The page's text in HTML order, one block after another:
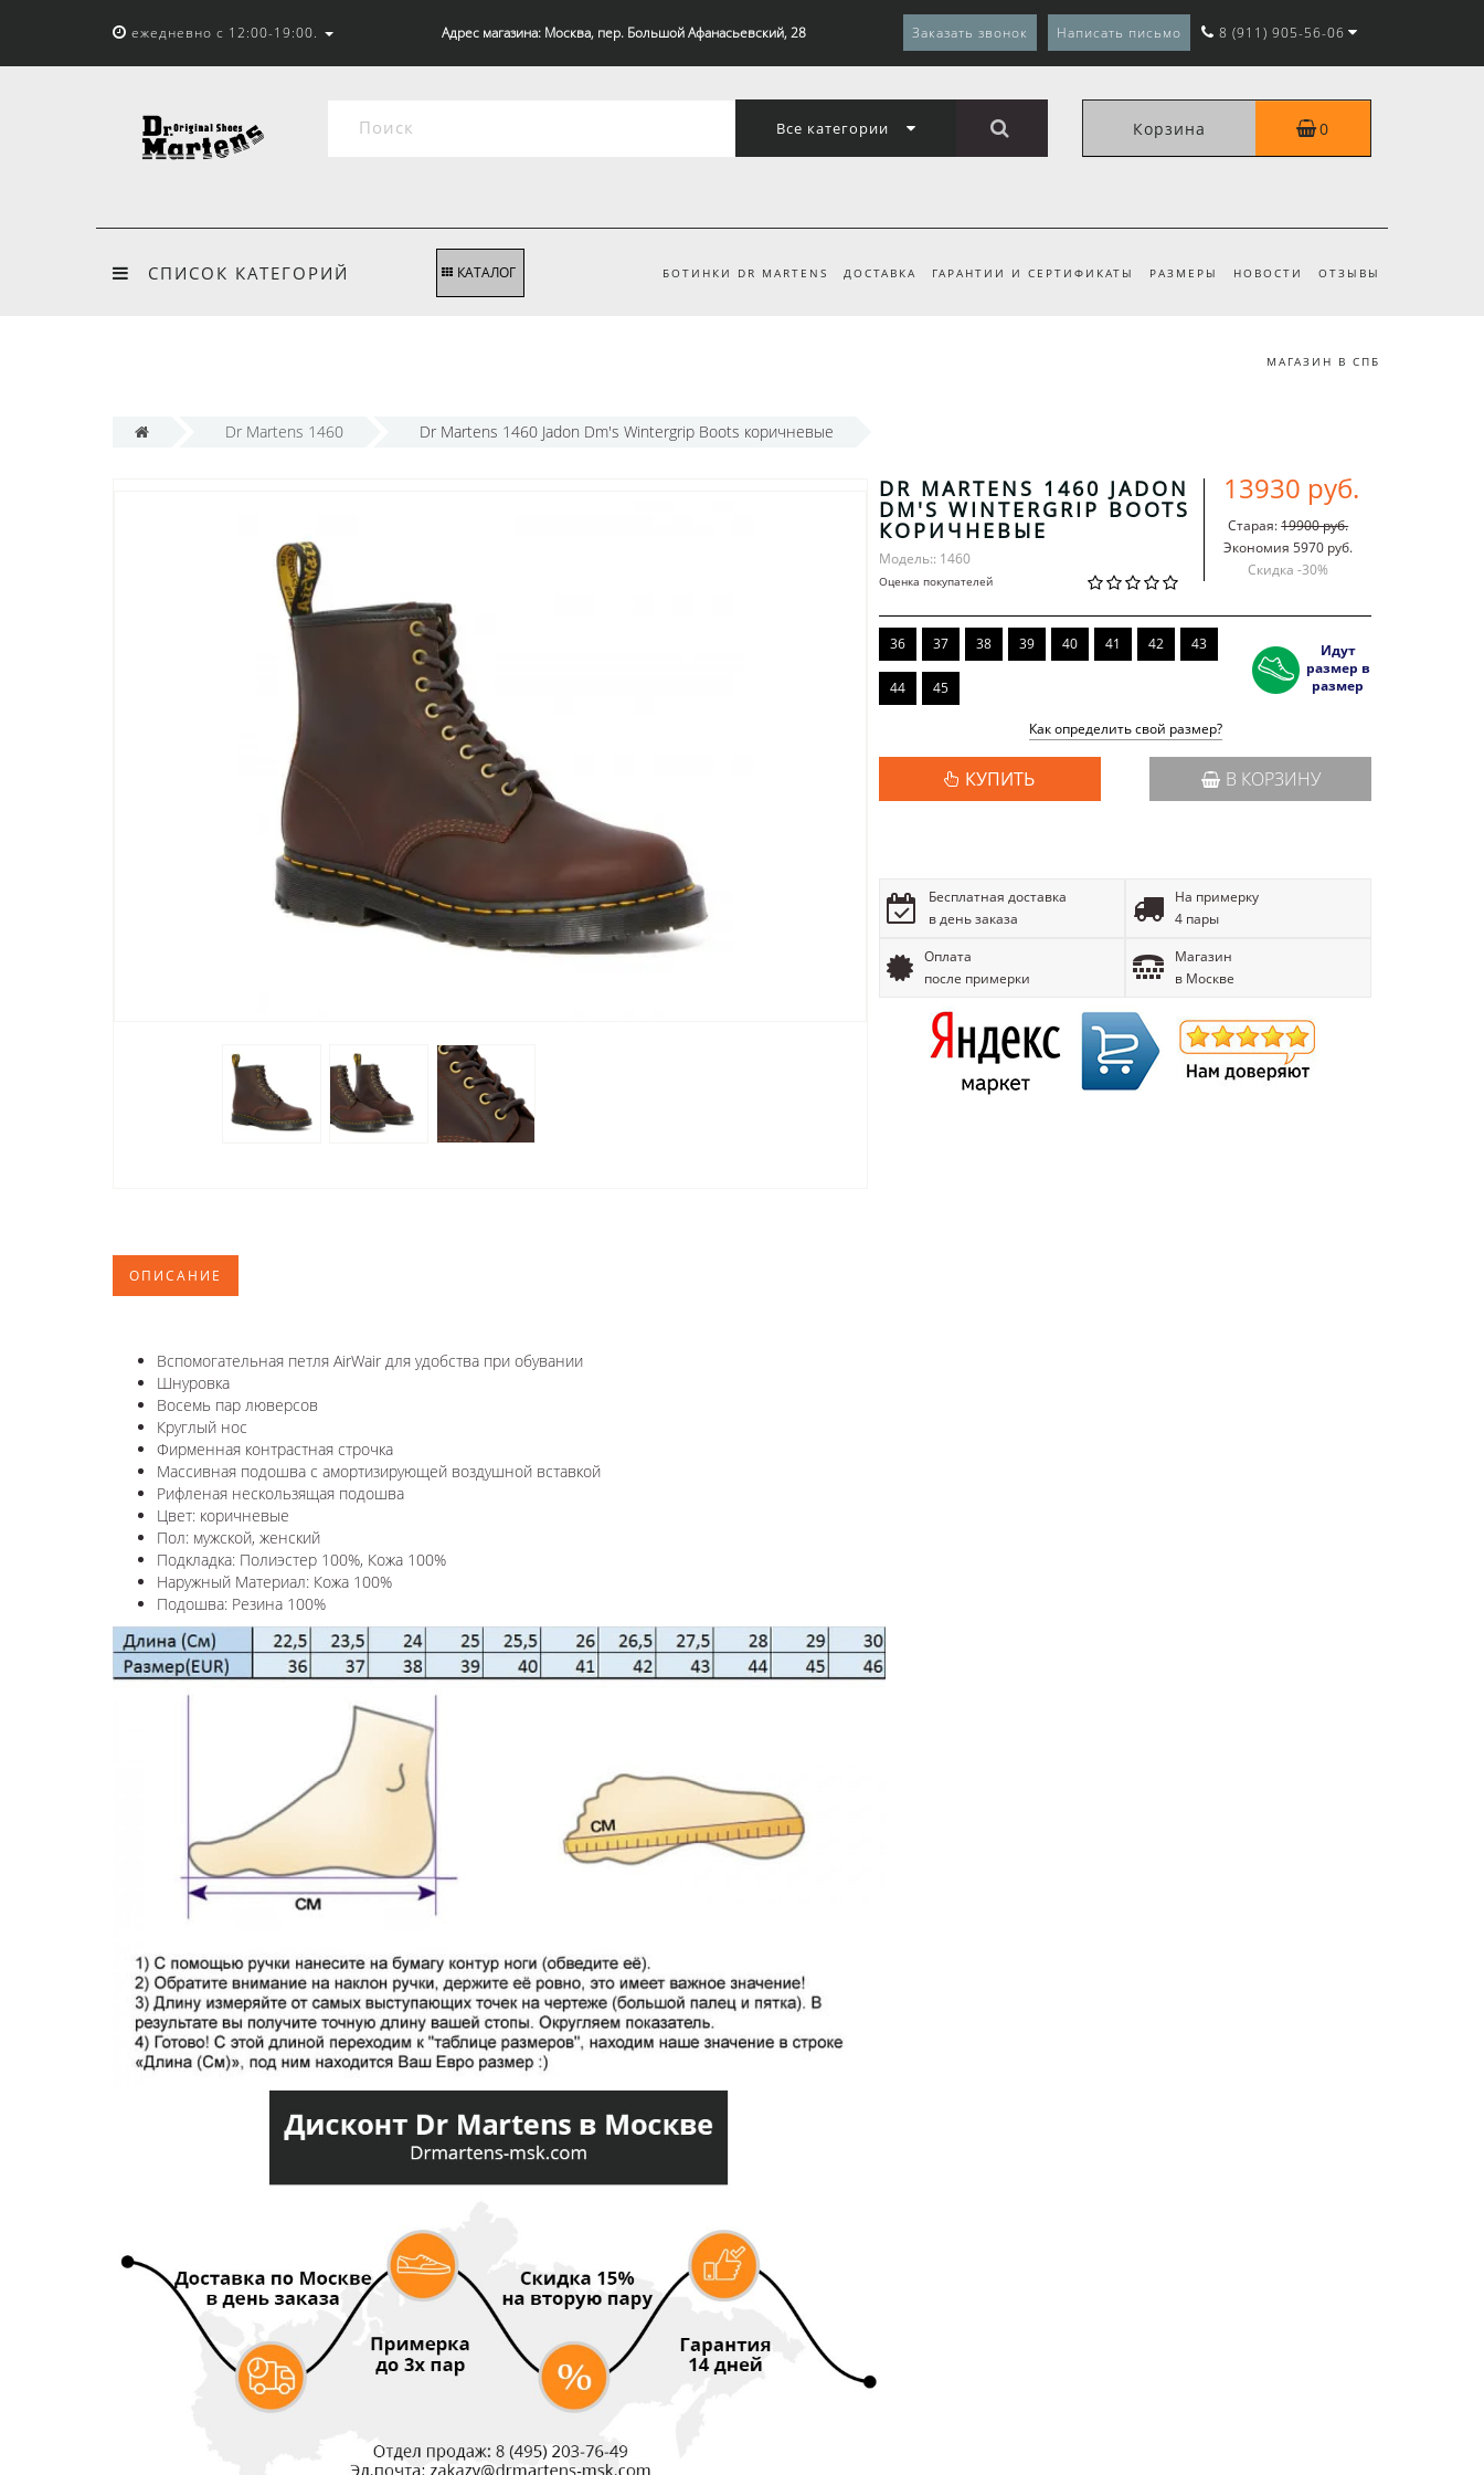
ежедневно с 12:00-19:00. Адрес магазина: Москва, пер. Большой Афанасьевский, 28 Заказать звонок Написать письмо 8 (911) 905-56-06
Все категории Корзина 0
СПИСОК КАТЕГОРИЙ КАТАЛОГ БОТИНКИ DR MARTENS ДОСТАВКА ГАРАНТИИ И СЕРТИФИКАТЫ РАЗМЕРЫ НОВОСТИ ОТЗЫВЫ
МАГАЗИН В СПБ
Dr Martens 1460 Dr Martens 1460 Jadon Dm's Wintergrip Boots коричневые
DR MARTENS 1460 JADON
DM'S WINTERGRIP BOOTS
КОРИЧНЕВЫЕ
Модель:: 1460
Оценка покупателей
13930 руб.
Старая:19900 руб.
Экономия 5970 руб.
Скидка -30%
36 37 38 39 40 41 42 43
44 45
Идут
размер в
размер
Как определить свой размер?
КУПИТЬ В КОРЗИНУ
Бесплатная доставка
в день заказа
На примерку
4 пары
Оплата
после примерки
Магазин
в Москве
ОПИСАНИЕ
Вспомогательная петля AirWair для удобства при обувании
Шнуровка
Восемь пар люверсов
Круглый нос
Фирменная контрастная строчка
Массивная подошва с амортизирующей воздушной вставкой
Рифленая нескользящая подошва
Цвет: коричневые
Пол: мужской, женский
Подкладка: Полиэстер 100%, Кожа 100%
Наружный Материал: Кожа 100%
Подошва: Резина 100%